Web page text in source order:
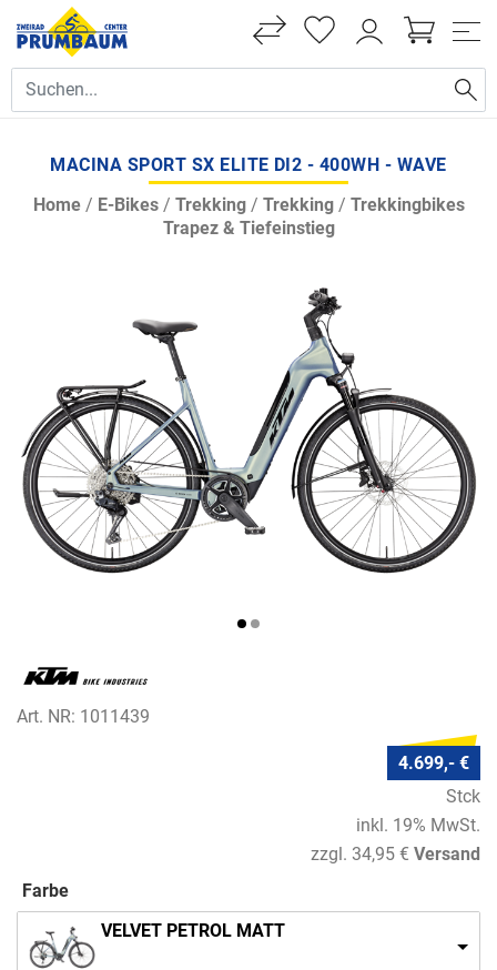
MACINA SPORT SX ELITE DI2 - 400WH - WAVE
Home/ E-Bikes/ Trekking/ Trekking/ Trekkingbikes
Trapez & Tiefeinstieg
Art. NR: 1011439
4.699,- €
Stck
inkl. 19% MwSt.
zzgl. 34,95 € Versand
Farbe
VELVET PETROL MATT